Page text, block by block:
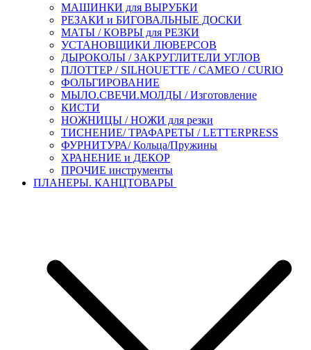
МАШИНКИ для ВЫРУБКИ
РЕЗАКИ и БИГОВАЛЬНЫЕ ДОСКИ
МАТЫ / КОВРЫ для РЕЗКИ
УСТАНОВЩИКИ ЛЮВЕРСОВ
ДЫРОКОЛЫ / ЗАКРУГЛИТЕЛИ УГЛОВ
ПЛОТТЕР / SILHOUETTE / CAMEO / CURIO
ФОЛЬГИРОВАНИЕ
МЫЛО.СВЕЧИ.МОЛДЫ / Изготовление
КИСТИ
НОЖНИЦЫ / НОЖИ для резки
ТИСНЕНИЕ/ ТРАФАРЕТЫ / LETTERPRESS
ФУРНИТУРА/ Кольца/Пружины
ХРАНЕНИЕ и ДЕКОР
ПРОЧИЕ инструменты
ПЛАНЕРЫ. КАНЦТОВАРЫ